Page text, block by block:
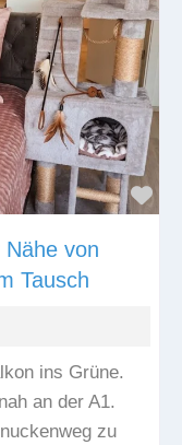
von
Tausch
ins Grüne.
an der A1.
zu